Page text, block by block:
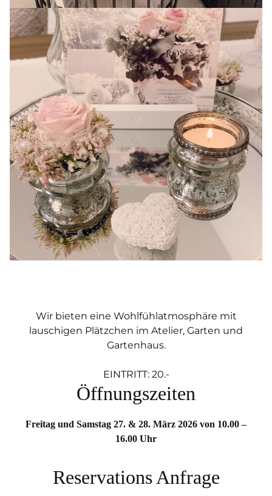
Wir bieten eine Wohlfühlatmosphäre mit
lauschigen Plätzchen im Atelier, Garten und
Gartenhaus.
EINTRITT: 20.-
Öffnungszeiten
Freitag und Samstag 27. & 28. März 2026 von 10.00 –
16.00 Uhr
Reservations Anfrage